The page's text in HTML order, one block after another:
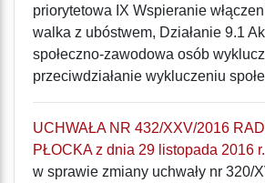
priorytetowa IX Wspieranie
walka z ubóstwem, Działanie 9.1
społeczno-zawodowa osób
przeciwdziałanie wykluczeniu
UCHWAŁA NR 432/XXV/2016
PŁOCKA z dnia 29 listopada 2016 r.
w sprawie zmiany uchwały nr 320/